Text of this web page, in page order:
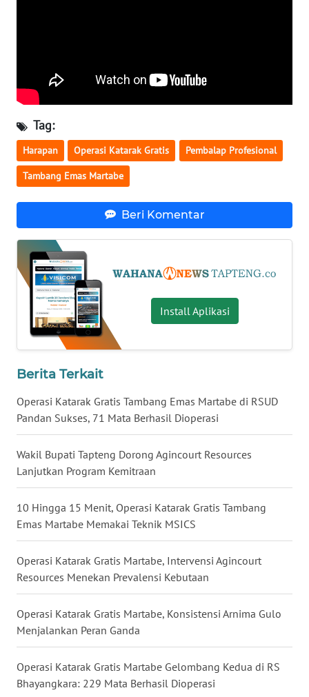
Tag:
Harapan Operasi Katarak Gratis Pembalap Profesional
Tambang Emas Martabe
Beri Komentar
Install Aplikasi
Berita Terkait
Operasi Katarak Gratis Tambang Emas Martabe di RSUD
Pandan Sukses, 71 Mata Berhasil Dioperasi
Wakil Bupati Tapteng Dorong Agincourt Resources
Lanjutkan Program Kemitraan
10 Hingga 15 Menit, Operasi Katarak Gratis Tambang
Emas Martabe Memakai Teknik MSICS
Operasi Katarak Gratis Martabe, Intervensi Agincourt
Resources Menekan Prevalensi Kebutaan
Operasi Katarak Gratis Martabe, Konsistensi Arnima Gulo
Menjalankan Peran Ganda
Operasi Katarak Gratis Martabe Gelombang Kedua di RS
Bhayangkara: 229 Mata Berhasil Dioperasi
JOGJA
WN
JATIM
WN
BALI
WN
KALBAR
WN
KALTENG
WN
KALTARA
KALSEL
KALTIM
WN
SULSEL
WN
GORONTALO
WN
SULUT
WN